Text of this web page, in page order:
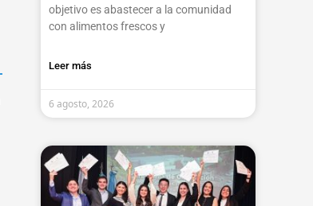
objetivo es abastecer a la comunidad
con alimentos frescos y
Leer más
6 agosto, 2026